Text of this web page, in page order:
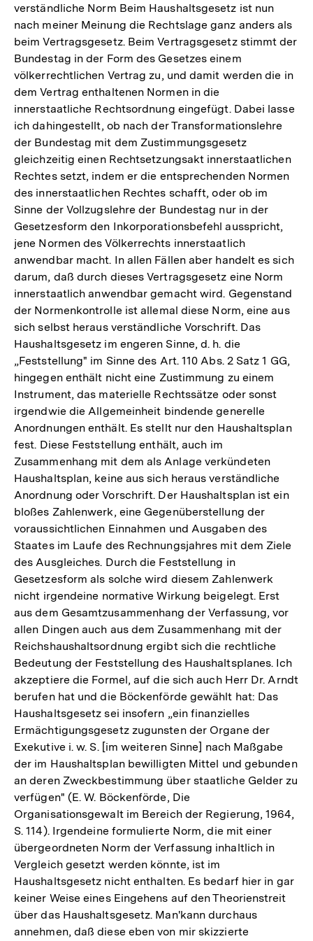
verständliche Norm Beim Haushaltsgesetz ist nun
nach meiner Meinung die Rechtslage ganz anders als
beim Vertragsgesetz. Beim Vertragsgesetz stimmt der
Bundestag in der Form des Gesetzes einem
völkerrechtlichen Vertrag zu, und damit werden die in
dem Vertrag enthaltenen Normen in die
innerstaatliche Rechtsordnung eingefügt. Dabei lasse
ich dahingestellt, ob nach der Transformationslehre
der Bundestag mit dem Zustimmungsgesetz
gleichzeitig einen Rechtsetzungsakt innerstaatlichen
Rechtes setzt, indem er die entsprechenden Normen
des innerstaatlichen Rechtes schafft, oder ob im
Sinne der Vollzugslehre der Bundestag nur in der
Gesetzesform den Inkorporationsbefehl ausspricht,
jene Normen des Völkerrechts innerstaatlich
anwendbar macht. In allen Fällen aber handelt es sich
darum, daß durch dieses Vertragsgesetz eine Norm
innerstaatlich anwendbar gemacht wird. Gegenstand
der Normenkontrolle ist allemal diese Norm, eine aus
sich selbst heraus verständliche Vorschrift. Das
Haushaltsgesetz im engeren Sinne, d. h. die
„Feststellung" im Sinne des Art. 110 Abs. 2 Satz 1 GG,
hingegen enthält nicht eine Zustimmung zu einem
Instrument, das materielle Rechtssätze oder sonst
irgendwie die Allgemeinheit bindende generelle
Anordnungen enthält. Es stellt nur den Haushaltsplan
fest. Diese Feststellung enthält, auch im
Zusammenhang mit dem als Anlage verkündeten
Haushaltsplan, keine aus sich heraus verständliche
Anordnung oder Vorschrift. Der Haushaltsplan ist ein
bloßes Zahlenwerk, eine Gegenüberstellung der
voraussichtlichen Einnahmen und Ausgaben des
Staates im Laufe des Rechnungsjahres mit dem Ziele
des Ausgleiches. Durch die Feststellung in
Gesetzesform als solche wird diesem Zahlenwerk
nicht irgendeine normative Wirkung beigelegt. Erst
aus dem Gesamtzusammenhang der Verfassung, vor
allen Dingen auch aus dem Zusammenhang mit der
Reichshaushaltsordnung ergibt sich die rechtliche
Bedeutung der Feststellung des Haushaltsplanes. Ich
akzeptiere die Formel, auf die sich auch Herr Dr. Arndt
berufen hat und die Böckenförde gewählt hat: Das
Haushaltsgesetz sei insofern „ein finanzielles
Ermächtigungsgesetz zugunsten der Organe der
Exekutive i. w. S. [im weiteren Sinne] nach Maßgabe
der im Haushaltsplan bewilligten Mittel und gebunden
an deren Zweckbestimmung über staatliche Gelder zu
verfügen" (E. W. Böckenförde, Die
Organisationsgewalt im Bereich der Regierung, 1964,
S. 114). Irgendeine formulierte Norm, die mit einer
übergeordneten Norm der Verfassung inhaltlich in
Vergleich gesetzt werden könnte, ist im
Haushaltsgesetz nicht enthalten. Es bedarf hier in gar
keiner Weise eines Eingehens auf den Theorienstreit
über das Haushaltsgesetz. Man'kann durchaus
annehmen, daß diese eben von mir skizzierte